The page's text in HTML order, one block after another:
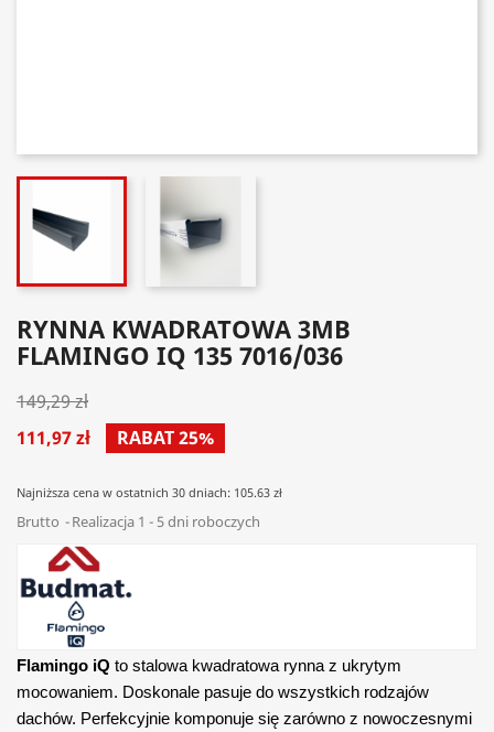
RYNNA KWADRATOWA 3MB
FLAMINGO IQ 135 7016/036
149,29 zł
111,97 zł
RABAT 25%
Najniższa cena w ostatnich 30 dniach: 105.63 zł
Brutto Realizacja 1 - 5 dni roboczych
Flamingo iQ to stalowa kwadratowa rynna z ukrytym
mocowaniem. Doskonale pasuje do wszystkich rodzajów
dachów. Perfekcyjnie komponuje się zarówno z nowoczesnymi